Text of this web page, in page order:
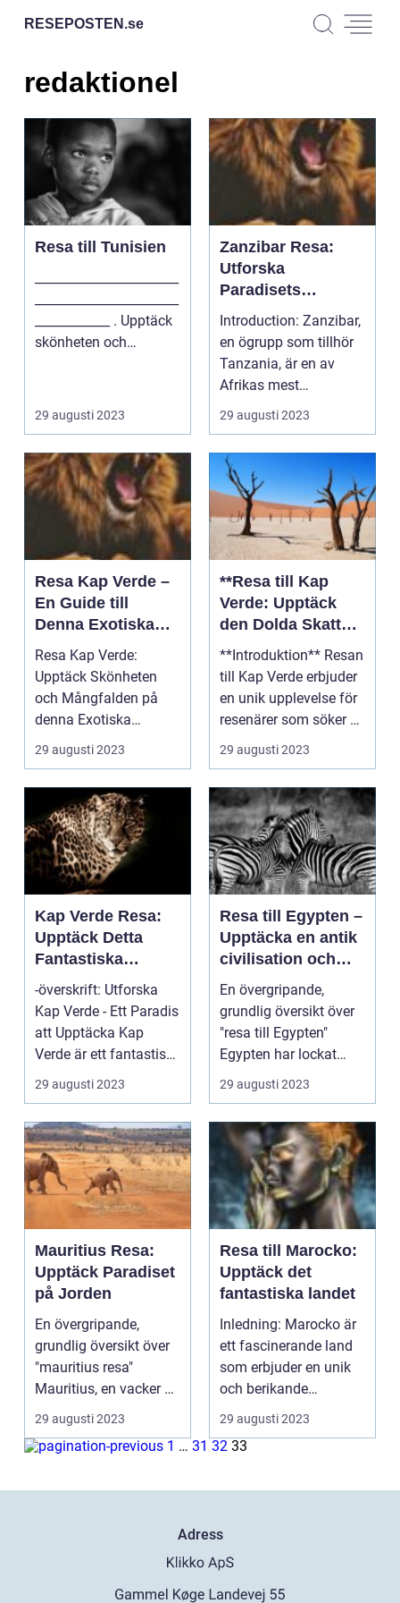
RESEPOSTEN.se
redaktionel
Resa till Tunisien
skönheten och
29 augusti 2023
Zanzibar Resa:
Utforska
Paradisets
Skönhet
Introduction: Zanzibar,
en ögrupp som tillhör
Tanzania, är en av
Afrikas mest
spektakulära
turistmål...
29 augusti 2023
Resa Kap Verde –
En Guide till
Denna Exotiska
Ögrupp
Resa Kap Verde:
Upptäck Skönheten
och Mångfalden på
denna Exotiska
Ögrupp Introduktion
Kap Verde, ...
29 augusti 2023
**Resa till Kap
Verde: Upptäck
den Dolda Skatten
i Atlanten**
**Introduktion** Resan
till Kap Verde erbjuder
en unik upplevelse för
resenärer som söker en
kombina...
29 augusti 2023
Kap Verde Resa:
Upptäck Detta
Fantastiska
Paradis
-överskrift: Utforska
Kap Verde - Ett Paradis
att Upptäcka Kap
Verde är ett fantastiskt
resmål som ...
29 augusti 2023
Resa till Egypten –
Upptäcka en antik
civilisation och
moderna äventyr
En övergripande,
grundlig översikt över
"resa till Egypten"
Egypten har lockat
resenärer i århundra...
29 augusti 2023
Mauritius Resa:
Upptäck Paradiset
på Jorden
En övergripande,
grundlig översikt över
"mauritius resa"
Mauritius, en vacker ö i
Indiska oceanen, ...
29 augusti 2023
Resa till Marocko:
Upptäck det
fantastiska landet
Inledning: Marocko är
ett fascinerande land
som erbjuder en unik
och berikande
upplevelse för alla r...
29 augusti 2023
1 … 31 32 33
Adress